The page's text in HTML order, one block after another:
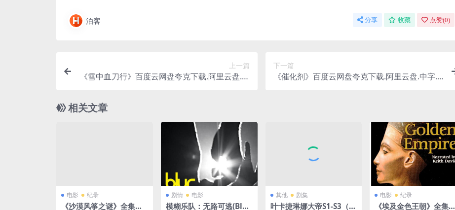
泊客 分享 收藏 点赞(0)
上一篇
《雪中血刀行》百度云网盘夸克下载.阿里云盘.中
下一篇
《催化剂》百度云网盘夸克下载.阿里云盘.中字.
相关文章
电影 纪录
《沙漠风筝之谜》全集免
剧情 电影
模糊乐队：无路可逃(Blu
其他 剧集
叶卡捷琳娜大帝S1-S3（三
电影 纪录
《埃及金色王朝》全集下